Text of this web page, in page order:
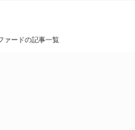
ァードの記事一覧